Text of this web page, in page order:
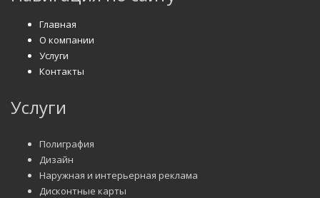
Главная
О компании
Услуги
Контакты
Услуги
Полиграфия
Дизайн
Наружная и интерьерная реклама
Дисконтные карты